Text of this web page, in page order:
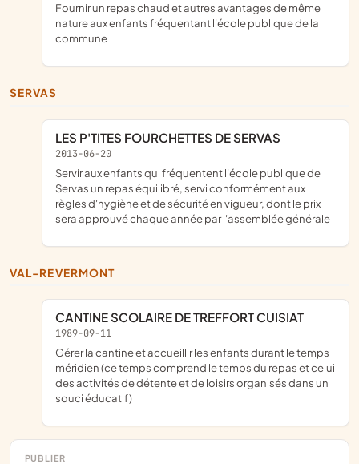
PUBLIER
fournir un repas chaud et autres avantages de même
nature aux enfants fréquentant l'école publique de la
commune
SERVAS
LES P'TITES FOURCHETTES DE SERVAS
2013-06-20
servir aux enfants qui fréquentent l'école publique de
Servas un repas équilibré, servi conformément aux
règles d'hygiène et de sécurité en vigueur, dont le prix
sera approuvé chaque année par l'assemblée générale
VAL-REVERMONT
CANTINE SCOLAIRE DE TREFFORT CUISIAT
1989-09-11
gérer la cantine et accueillir les enfants durant le temps
méridien (ce temps comprend le temps du repas et celui
des activités de détente et de loisirs organisés dans un
souci éducatif)